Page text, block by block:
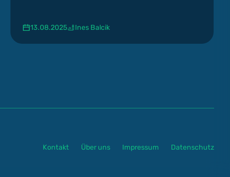
13.08.2025 Ines Balcik
Kontakt Über uns Impressum Datenschutz